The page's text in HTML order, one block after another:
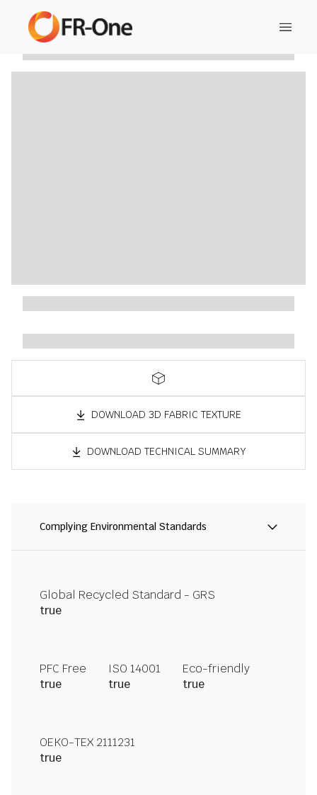
DOWNLOAD 3D FABRIC TEXTURE
DOWNLOAD TECHNICAL SUMMARY
Complying Environmental Standards
Global Recycled Standard - GRS
true
PFC Free
true
ISO 14001
true
Eco-friendly
true
OEKO-TEX 2111231
true